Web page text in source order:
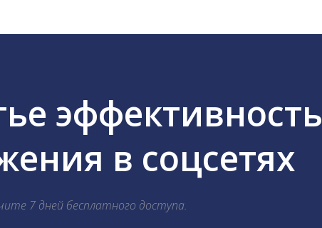
эффективность
в соцсетях
7 дней бесплатного доступа.